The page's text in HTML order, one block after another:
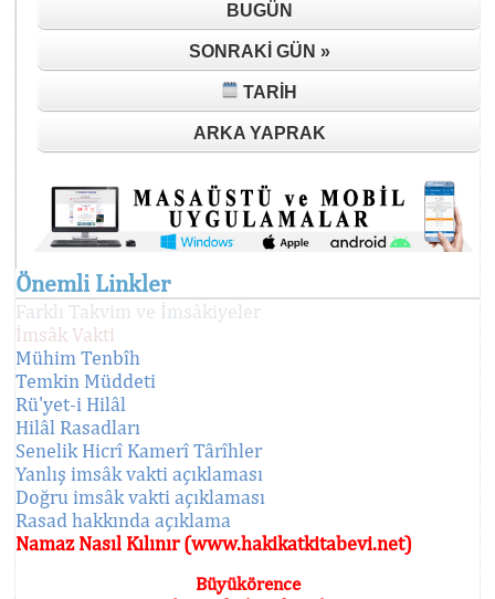
BUGÜN
SONRAKI GÜN »
TARIH
ARKA YAPRAK
Önemli Linkler
Farklı Takvim ve İmsâkiyeler
İmsâk Vakti
Mühim Tenbîh
Temkin Müddeti
Rü'yet-i Hilâl
Hilâl Rasadları
Senelik Hicrî Kamerî Târîhler
Yanlış imsâk vakti açıklaması
Doğru imsâk vakti açıklaması
Rasad hakkında açıklama
Namaz Nasıl Kılınır (www.hakikatkitabevi.net)
Büyükörence